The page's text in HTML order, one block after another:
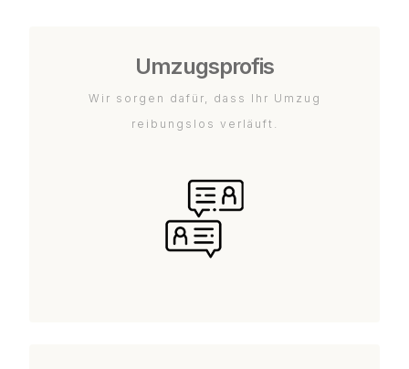
Umzugsprofis
Wir sorgen dafür, dass Ihr Umzug
reibungslos verläuft.